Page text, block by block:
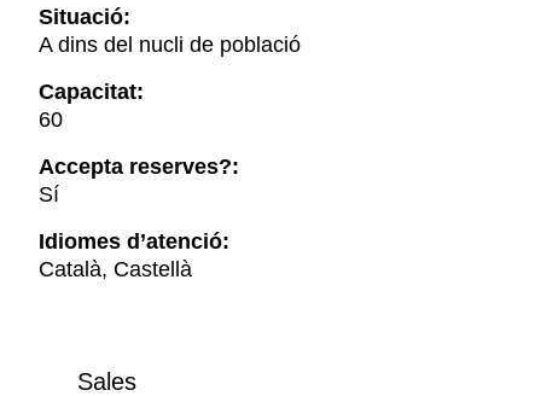
Situació:
A dins del nucli de població
Capacitat:
60
Accepta reserves?:
Sí
Idiomes d’atenció:
Català, Castellà
Sales